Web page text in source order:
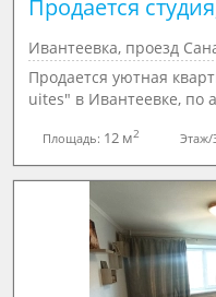
Продается
Ивантеевка, проезд
Продается уютная
uites" в Ивантеевке, по
Площадь: 12 м2 Этаж/